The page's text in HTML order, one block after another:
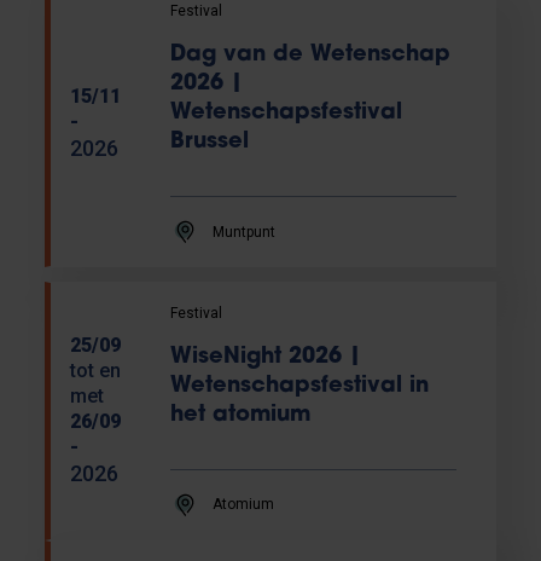
15/11
-
2026
Festival
Dag van de Wetenschap
2026 |
Wetenschapsfestival
Brussel
Muntpunt
25/09
tot en
met
26/09
-
2026
Festival
WiseNight 2026 |
Wetenschapsfestival in
het atomium
Atomium